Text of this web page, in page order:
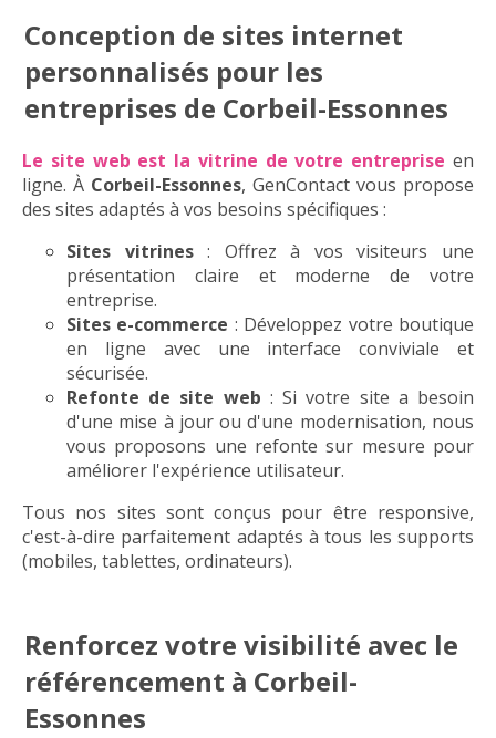
Conception de sites internet
personnalisés pour les
entreprises de Corbeil-Essonnes
Le site web est la vitrine de votre entreprise en
ligne. À Corbeil-Essonnes, GenContact vous propose
des sites adaptés à vos besoins spécifiques :
Sites vitrines: Offrez à vos visiteurs une
présentation claire et moderne de votre
entreprise.
Sites e-commerce : Développez votre boutique
en ligne avec une interface conviviale et
sécurisée.
Refonte de site web : Si votre site a besoin
d'une mise à jour ou d'une modernisation, nous
vous proposons une refonte sur mesure pour
améliorer l'expérience utilisateur.
Tous nos sites sont conçus pour être responsive,
c'est-à-dire parfaitement adaptés à tous les supports
(mobiles, tablettes, ordinateurs).
Renforcez votre visibilité avec le
référencement à Corbeil-
Essonnes